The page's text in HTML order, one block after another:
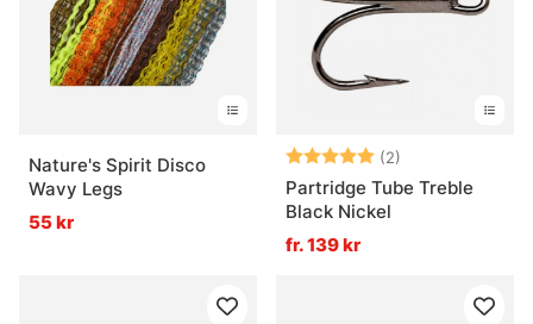
Nature's Spirit Disco
Wavy Legs
55 kr
Betyg: (2)
Partridge Tube Treble
Black Nickel
fr. 139 kr